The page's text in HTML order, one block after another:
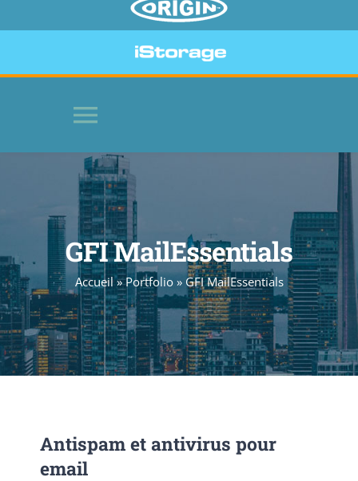
Toggle
Navigation
LOGICIELS
PÉRIPHÉRIQUES SÉCURISÉS
SITE WEB
NEWS
GFI MailEssentials
Accueil»Portfolio» GFI MailEssentials
Antispam et antivirus pour
email